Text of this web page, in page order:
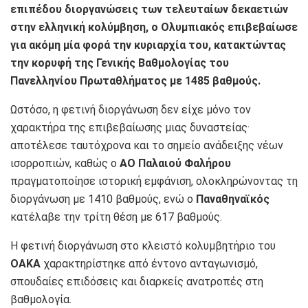
επιπέδου διοργανώσεις των τελευταίων δεκαετιών
στην ελληνική κολύμβηση, ο Ολυμπιακός επιβεβαίωσε
για ακόμη μία φορά την κυριαρχία του, κατακτώντας
την κορυφή της Γενικής Βαθμολογίας του
Πανελληνίου Πρωταθλήματος με 1485 βαθμούς.
Ωστόσο, η φετινή διοργάνωση δεν είχε μόνο τον
χαρακτήρα της επιβεβαίωσης μιας δυναστείας·
αποτέλεσε ταυτόχρονα και το σημείο ανάδειξης νέων
ισορροπιών, καθώς ο ΑΟ Παλαιού Φαλήρου
πραγματοποίησε ιστορική εμφάνιση, ολοκληρώνοντας τη
διοργάνωση με 1410 βαθμούς, ενώ ο Παναθηναϊκός
κατέλαβε την τρίτη θέση με 617 βαθμούς.
Η φετινή διοργάνωση στο κλειστό κολυμβητήριο του
ΟΑΚΑ χαρακτηρίστηκε από έντονο ανταγωνισμό,
σπουδαίες επιδόσεις και διαρκείς ανατροπές στη
βαθμολογία.